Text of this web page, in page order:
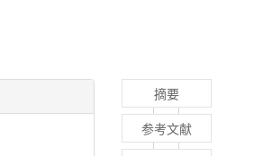
摘要
参考文献